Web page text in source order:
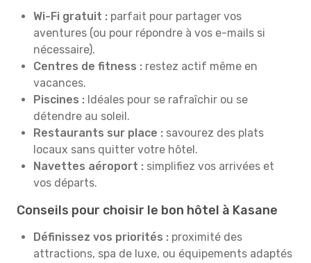
Wi-Fi gratuit : parfait pour partager vos
aventures (ou pour répondre à vos e-mails si
nécessaire).
Centres de fitness : restez actif même en
vacances.
Piscines : Idéales pour se rafraîchir ou se
détendre au soleil.
Restaurants sur place : savourez des plats
locaux sans quitter votre hôtel.
Navettes aéroport : simplifiez vos arrivées et
vos départs.
Conseils pour choisir le bon hôtel à Kasane
Définissez vos priorités : proximité des
attractions, spa de luxe, ou équipements adaptés